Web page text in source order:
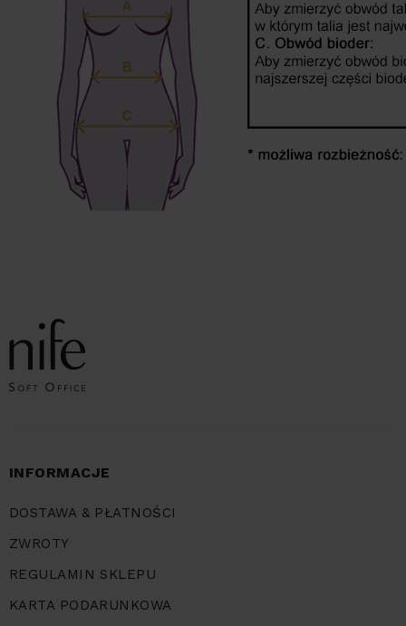
INFORMACJE
DOSTAWA & PŁATNOŚCI
ZWROTY
REGULAMIN SKLEPU
KARTA PODARUNKOWA